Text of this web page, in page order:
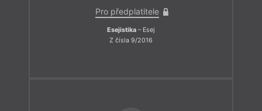
Pro předplatitele
Esejistika – Esej
Z čísla 9/2016